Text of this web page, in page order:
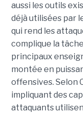
aussi les outils
déjà utilisées par
qui rend les
complique la
principaux
montée en
offensives. Selon
impliquant des
attaquants